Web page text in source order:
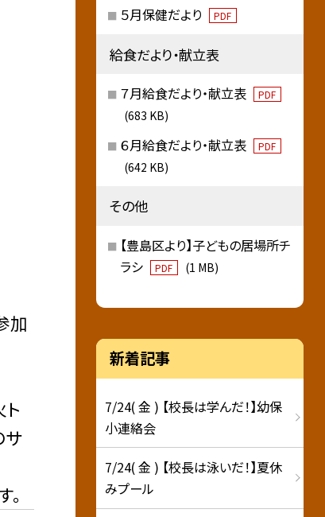
加
サ
５月保健だより PDF
給食だより・献立表
７月給食だより・献立表 PDF
(683 KB)
６月給食だより・献立表 PDF
(642 KB)
その他
【豊島区より】子どもの居場所チ
ラシ
PDF (1 MB)
新着記事
7/24( 金 ) 【校長は学んだ！】幼保
小連絡会
7/24( 金 ) 【校長は泳いだ！】夏休
みプール